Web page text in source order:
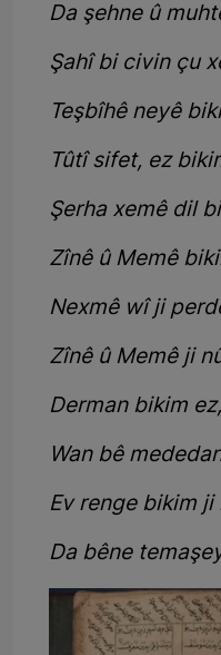
Da şehne û
Şahî bi civin çu
Teşbîhê neyê
Tûtî sifet, ez
Şerha xemê dil
Zînê û Memê
Nexmê wî ji
Zînê û Memê ji
Derman bikim
Wan bê
Ev renge bikim ji
Da bêne